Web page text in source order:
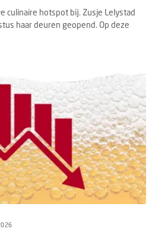
culinaire hotspot bij. Zusje Lelystad
haar deuren geopend. Op deze